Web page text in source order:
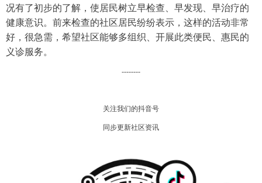
况有了初步的了解，使居民树立早检查、早发现、早治疗的
健康意识。前来检查的社区居民纷纷表示，这样的活动非常
好，很急需，希望社区能够多组织、开展此类便民、惠民的
义诊服务。
--------
关注我们的抖音号
同步更新社区资讯